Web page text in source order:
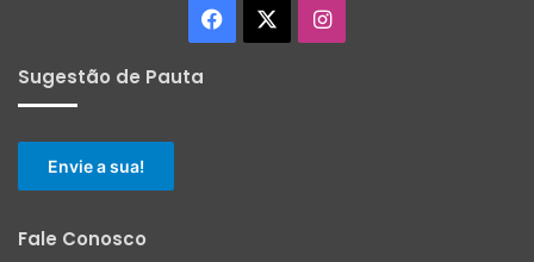
Facebook Instagram
Sugestão de Pauta
Envie a sua!
Fale Conosco